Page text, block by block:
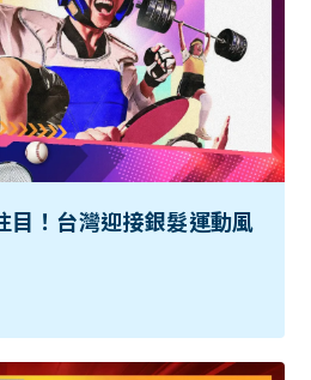
！台灣迎接銀髮運動風